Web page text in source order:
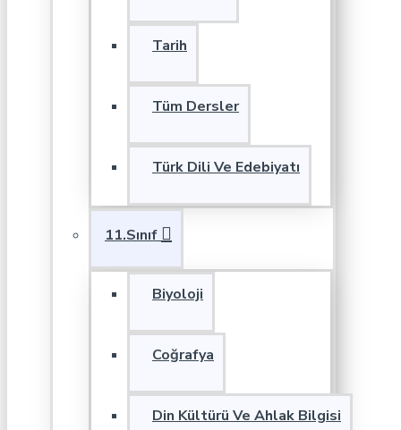
Tarih
Tüm Dersler
Türk Dili Ve Edebiyatı
11.Sınıf
Biyoloji
Coğrafya
Din Kültürü Ve Ahlak Bilgisi